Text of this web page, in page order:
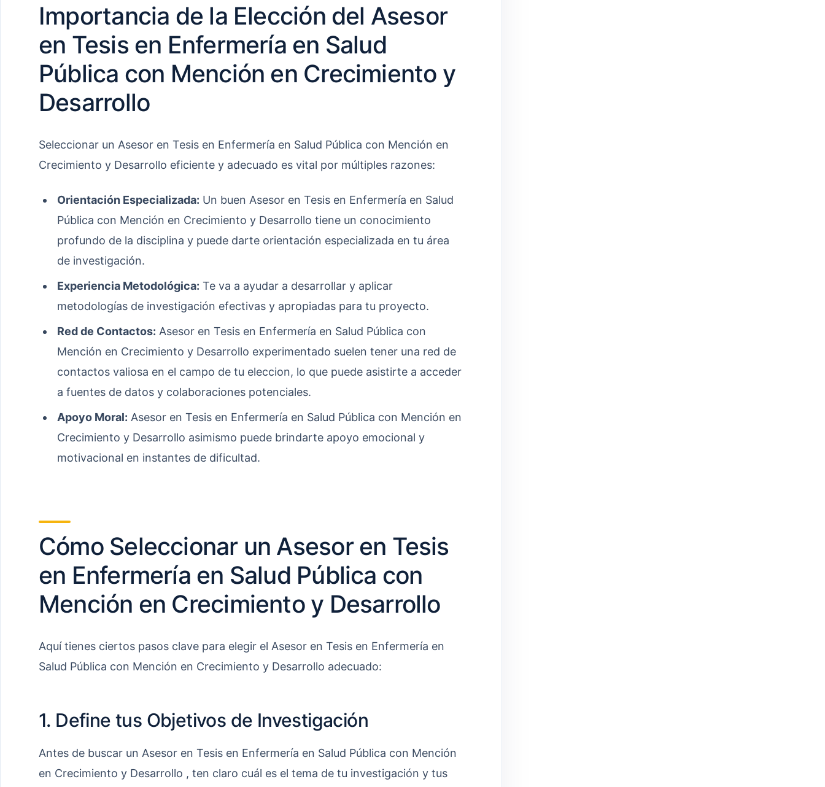
Importancia de la Elección del Asesor
en Tesis en Enfermería en Salud
Pública con Mención en Crecimiento y
Desarrollo
Seleccionar un Asesor en Tesis en Enfermería en Salud Pública con Mención en
Crecimiento y Desarrollo eficiente y adecuado es vital por múltiples razones:
Orientación Especializada: Un buen Asesor en Tesis en Enfermería en Salud
Pública con Mención en Crecimiento y Desarrollo tiene un conocimiento
profundo de la disciplina y puede darte orientación especializada en tu área
de investigación.
Experiencia Metodológica: Te va a ayudar a desarrollar y aplicar
metodologías de investigación efectivas y apropiadas para tu proyecto.
Red de Contactos: Asesor en Tesis en Enfermería en Salud Pública con
Mención en Crecimiento y Desarrollo experimentado suelen tener una red de
contactos valiosa en el campo de tu eleccion, lo que puede asistirte a acceder
a fuentes de datos y colaboraciones potenciales.
Apoyo Moral: Asesor en Tesis en Enfermería en Salud Pública con Mención en
Crecimiento y Desarrollo asimismo puede brindarte apoyo emocional y
motivacional en instantes de dificultad.
Cómo Seleccionar un Asesor en Tesis
en Enfermería en Salud Pública con
Mención en Crecimiento y Desarrollo
Aquí tienes ciertos pasos clave para elegir el Asesor en Tesis en Enfermería en
Salud Pública con Mención en Crecimiento y Desarrollo adecuado:
1. Define tus Objetivos de Investigación
Antes de buscar un Asesor en Tesis en Enfermería en Salud Pública con Mención
en Crecimiento y Desarrollo , ten claro cuál es el tema de tu investigación y tus